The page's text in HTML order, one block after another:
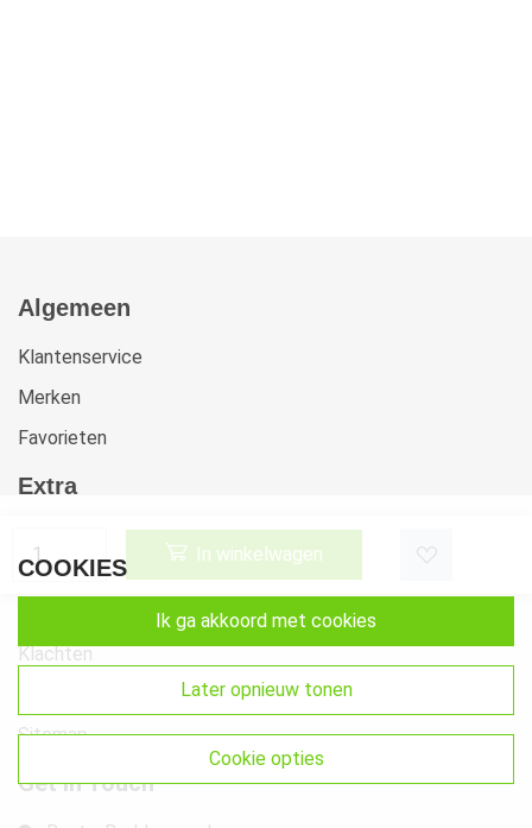
In winkelwagen
Algemeen
Klantenservice
Merken
Favorieten
Extra
Voorwaarden
Privacy
Klachten
Retourneren & Ruilen
Sitemap
Get In Touch
COOKIES
ik ga akkoord met cookies
later opnieuw tonen
cookie opties